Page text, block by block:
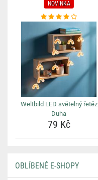
NOVINKA
Weltbild LED světelný řetěz
Duha
79 Kč
OBLÍBENÉ E-SHOPY